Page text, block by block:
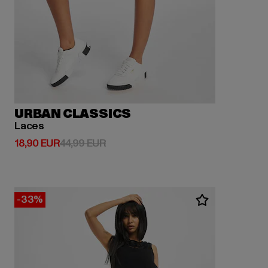
URBAN CLASSICS
Laces
18,90 EUR
Derzeitiger Preis: 18,90 EUR
44,99 EURAktionspreis: 44,99 EUR
-33%